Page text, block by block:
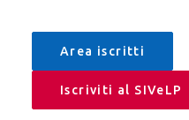
Area iscritti
Iscriviti al SIVeLP